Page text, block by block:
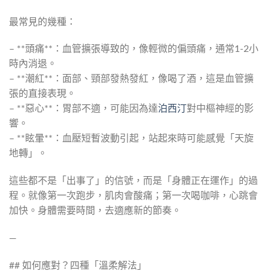
最常見的幾種：
– **頭痛**：血管擴張導致的，像輕微的偏頭痛，通常1-2小
時內消退。
– **潮紅**：面部、頸部發熱發紅，像喝了酒，這是血管擴
張的直接表現。
– **惡心**：胃部不適，可能因為達泊西汀 對中樞神經的影
響。
– **眩暈**：血壓短暫波動引起，站起來時可能感覺「天旋
地轉」。
這些都不是「出事了」的信號，而是「身體正在運作」的過
程。就像第一次跑步，肌肉會酸痛；第一次喝咖啡，心跳會
加快。身體需要時間，去適應新的節奏。
—
## 如何應對？四種「溫柔解法」